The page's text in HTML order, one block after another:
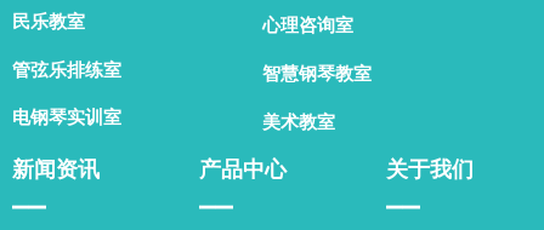
民乐教室
管弦乐排练室
电钢琴实训室
心理咨询室
智慧钢琴教室
美术教室
新闻资讯
产品中心
关于我们